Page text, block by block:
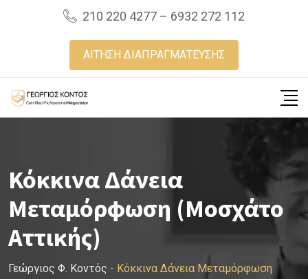
210 220 4277 – 6932 272 112
ΑΙΤΗΣΗ ΔΙΑΠΡΑΓΜΑΤΕΥΣΗΣ
Κόκκινα Δάνεια
Μεταμόρφωση (Μοσχάτο
Αττικής)
Γεώργιος Φ. Κοντός - Κόκκινα Δάνεια Μεταμόρφωση